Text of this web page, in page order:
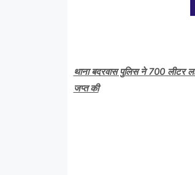
थाना बदरवास पुलिस ने 700 लीटर
जप्त की